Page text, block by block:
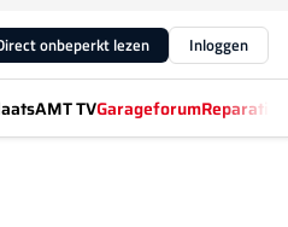
onbeperkt lezen Inloggen
AMT TVGarageforum